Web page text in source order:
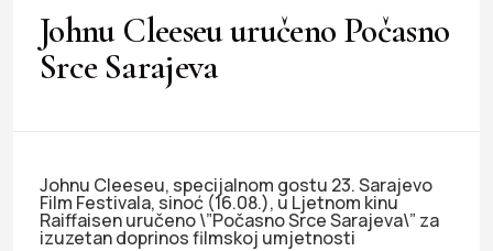
Johnu Cleeseu uručeno Počasno
Srce Sarajeva
Johnu Cleeseu, specijalnom gostu 23. Sarajevo
Film Festivala, sinoć (16.08.), u Ljetnom kinu
Raiffaisen uručeno \”Počasno Srce Sarajeva\” za
izuzetan doprinos filmskoj umjetnosti